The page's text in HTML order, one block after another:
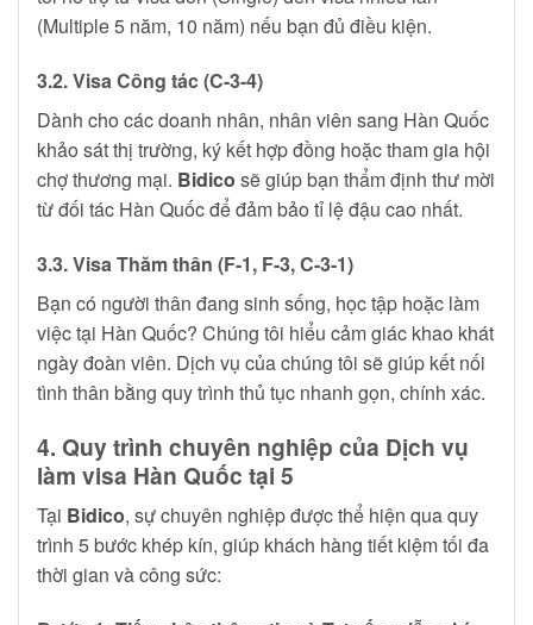
(Multiple 5 năm, 10 năm) nếu bạn đủ điều kiện.
3.2. Visa Công tác (C-3-4)
Dành cho các doanh nhân, nhân viên sang Hàn Quốc
khảo sát thị trường, ký kết hợp đồng hoặc tham gia hội
chợ thương mại. Bidico sẽ giúp bạn thẩm định thư mời
từ đối tác Hàn Quốc để đảm bảo tỉ lệ đậu cao nhất.
3.3. Visa Thăm thân (F-1, F-3, C-3-1)
Bạn có người thân đang sinh sống, học tập hoặc làm
việc tại Hàn Quốc? Chúng tôi hiểu cảm giác khao khát
ngày đoàn viên. Dịch vụ của chúng tôi sẽ giúp kết nối
tình thân bằng quy trình thủ tục nhanh gọn, chính xác.
4. Quy trình chuyên nghiệp của Dịch vụ
làm visa Hàn Quốc tại 5
Tại Bidico, sự chuyên nghiệp được thể hiện qua quy
trình 5 bước khép kín, giúp khách hàng tiết kiệm tối đa
thời gian và công sức: